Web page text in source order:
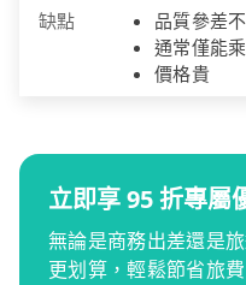
缺點
品質參差
通常僅能
價格貴
立即享 95 折專屬
無論是商務出差還是
更划算，輕鬆節省旅費